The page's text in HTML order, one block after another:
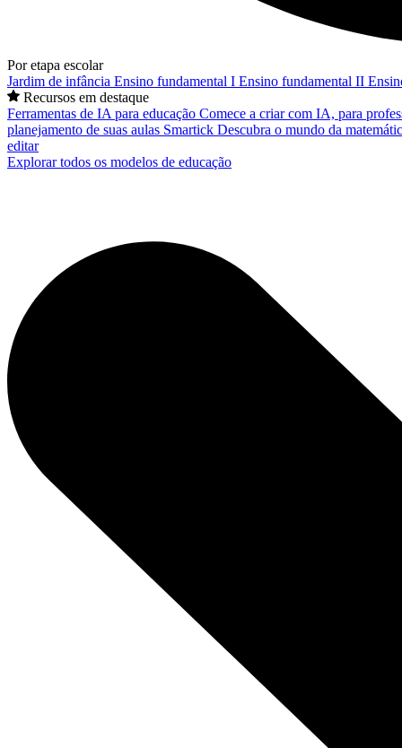
Por etapa escolar
Jardim de infância Ensino fundamental I Ensino fundamental II
Recursos em destaque
Ferramentas de IA para educação Comece a criar com IA, para
planejamento de suas aulas Smartick Descubra o mundo da
editar
Explorar todos os modelos de educação